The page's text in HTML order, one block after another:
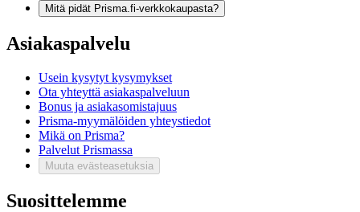
Mitä pidät Prisma.fi-verkkokaupasta?
Asiakaspalvelu
Usein kysytyt kysymykset
Ota yhteyttä asiakaspalveluun
Bonus ja asiakasomistajuus
Prisma-myymälöiden yhteystiedot
Mikä on Prisma?
Palvelut Prismassa
Muuta evästeasetuksia
Suosittelemme